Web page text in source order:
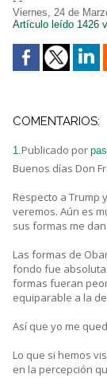
Viernes, 24 de
Artículo leído 1426
COMENTARIOS:
1.Publicado por
Buenos días Don
Respecto a Trump
veremos. Aún es
sus formas me
Las formas de
fondo fue
formas fueran
equiparable a la
Así que yo me
Lo que si hemos
en la percepción